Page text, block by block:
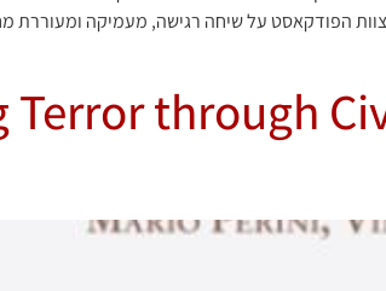
הפודקאסט על שיחה רגישה, מעמיקה ומעוררת
Terror through